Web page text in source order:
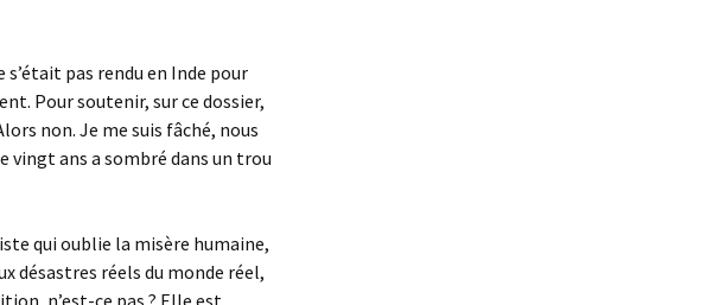
s’était pas rendu en Inde pour
Pour soutenir, sur ce dossier,
non. Je me suis fâché, nous
vingt ans a sombré dans un trou
qui oublie la misère humaine,
désastres réels du monde réel,
n’est-ce pas ? Elle est